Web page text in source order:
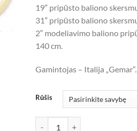
19″ pripūsto baliono
31″ pripūsto baliono
2″ modeliavimo baliono
140 cm.
Gamintojas – Italija „Gemar“.
Rūšis